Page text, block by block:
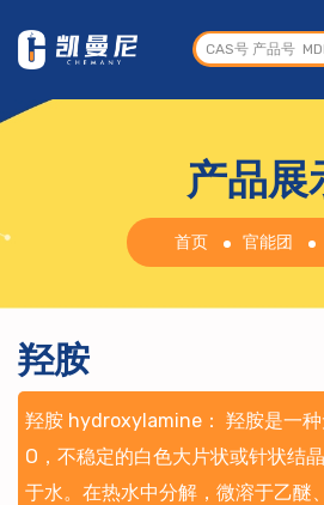
产品展
首页 官能团
羟胺
羟胺 hydroxylamine： 羟胺是一种
O，不稳定的白色大片状或针状结
于水。在热水中分解，微溶于乙醚